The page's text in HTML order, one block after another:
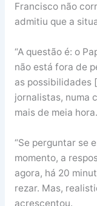
Francisco não
admitiu que a
“A questão é: o
não está fora de
as possibilidades
jornalistas, numa
mais de meia hora.
“Se perguntar se
momento, a
agora, há 20
rezar. Mas,
acrescentou.